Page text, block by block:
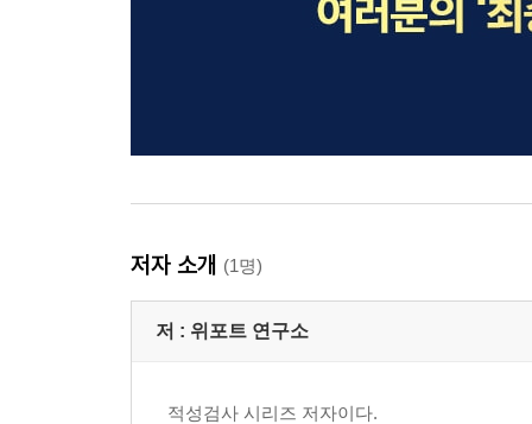
저자 소개 (1명)
저 : 위포트 연구소
적성검사 시리즈 저자이다.